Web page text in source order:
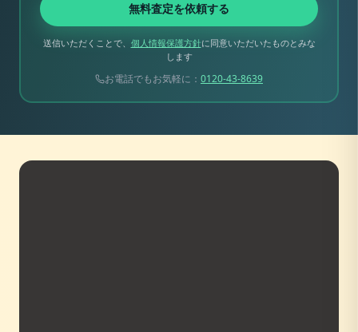
無料査定を依頼する
送信いただくことで、 個人情報保護方針に同意いただいたものとみな
します
お電話でもお気軽に： 0120-43-8639